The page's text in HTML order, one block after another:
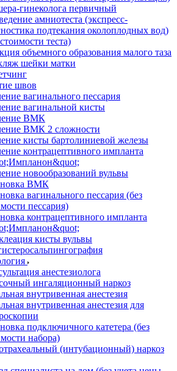
гинеколога первичный
амниотеста (экспресс-
подтекания околоплодных вод)
теста)
объемного образования малого таза
шейки матки
швов
вагинального пессария
вагинальной кисты
ВМК
ВМК 2 сложности
кисты бартолиниевой железы
контрацептивного импланта
новообразований вульвы
ВМК
вагинального пессария (без
пессария)
контрацептивного импланта
кисты вульвы
анестезиолога
ингаляционный наркоз
внутривенная анестезия
внутривенная анестезия для
подключичного катетера (без
набора)
(интубационный) наркоз